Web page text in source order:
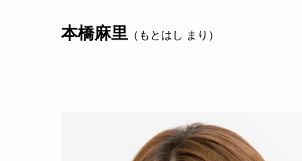
本橋麻里 （もとはし まり）